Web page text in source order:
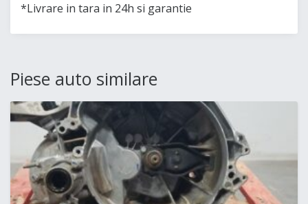
*Livrare in tara in 24h si garantie
Piese auto similare